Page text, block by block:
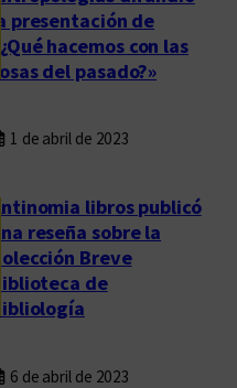
la presentación de
«¿Qué hacemos con las
cosas del pasado?»
1 de abril de 2023
Antinomia libros publicó
una reseña sobre la
Colección Breve
Biblioteca de
Bibliología
6 de abril de 2023